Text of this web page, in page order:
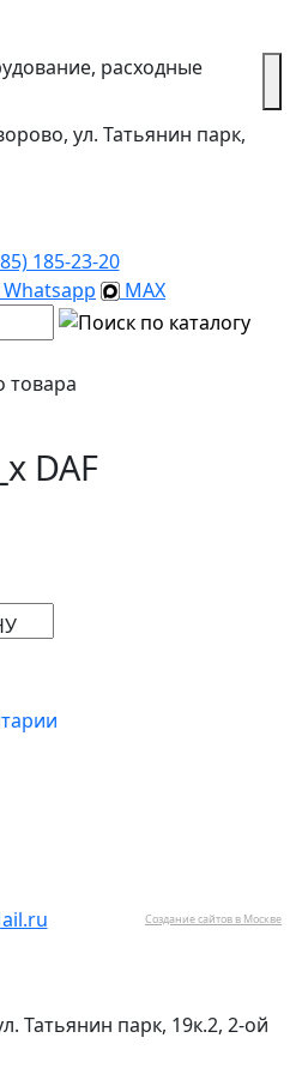
расходные
ул. Татьянин парк,
185-23-20
Whatsapp MAX
товара
DAF
Создание сайтов в Москве
Татьянин парк, 19к.2, 2-ой